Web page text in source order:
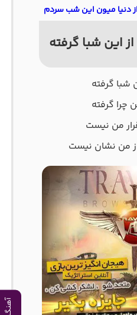
دنیا میون این شب سردم
این شبا گرفته
شبا گرفته
چرا گرفته
من نیست
ز من نشان نیست